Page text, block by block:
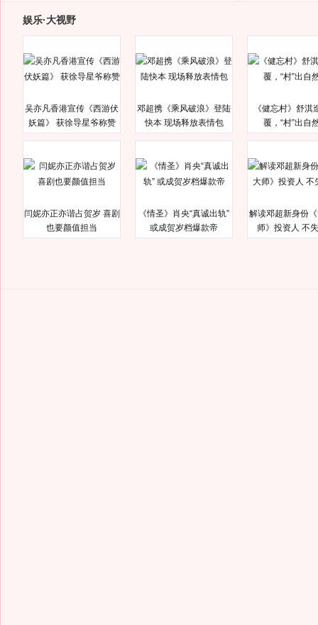
娱乐·大视野
吴亦凡香港宣传《西游伏
妖篇》 获徐导星爷称赞
邓超携《乘风破浪》登陆
快本 现场释放表情包
《健忘村》舒淇
覆，“村”出自
闫妮亦正亦谐占贺岁 喜剧
也要颜值担当
《情圣》肖央“真诚出轨”
或成贺岁档爆款帝
解读邓超新身份
师》投资人 不